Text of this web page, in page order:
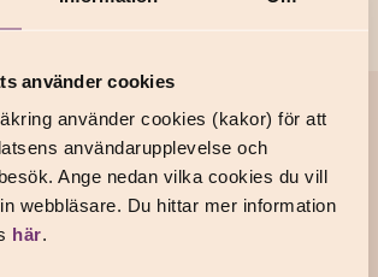
använder cookies
använder cookies (kakor) för att
användarupplevelse och
Ange nedan vilka cookies du vill
webbläsare. Du hittar mer information
här.